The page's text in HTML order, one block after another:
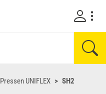
Pressen UNIFLEX SH2